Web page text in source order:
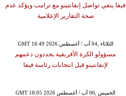
فيفا ينفي تواصل إنفانتينو مع ترامب ويؤكد عدم
صحة التقارير الإعلامية
GMT 16:49 2026 الثلاثاء ,04 آب / أغسطس
مسؤولو الكرة الأفريقية يجددون دعمهم
لإنفانتينو قبل انتخابات رئاسة فيفا
GMT 18:05 2026 الخميس ,06 آب / أغسطس